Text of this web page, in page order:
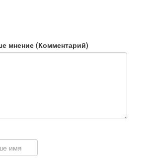
мнение (Комментарий)